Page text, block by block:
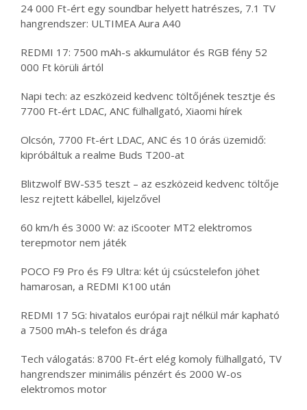
24 000 Ft-ért egy soundbar helyett hatrészes, 7.1 TV
hangrendszer: ULTIMEA Aura A40
REDMI 17: 7500 mAh-s akkumulátor és RGB fény 52
000 Ft körüli ártól
Napi tech: az eszközeid kedvenc töltőjének tesztje és
7700 Ft-ért LDAC, ANC fülhallgató, Xiaomi hírek
Olcsón, 7700 Ft-ért LDAC, ANC és 10 órás üzemidő:
kipróbáltuk a realme Buds T200-at
Blitzwolf BW-S35 teszt – az eszközeid kedvenc töltője
lesz rejtett kábellel, kijelzővel
60 km/h és 3000 W: az iScooter MT2 elektromos
terepmotor nem játék
POCO F9 Pro és F9 Ultra: két új csúcstelefon jöhet
hamarosan, a REDMI K100 után
REDMI 17 5G: hivatalos európai rajt nélkül már kapható
a 7500 mAh-s telefon és drága
Tech válogatás: 8700 Ft-ért elég komoly fülhallgató, TV
hangrendszer minimális pénzért és 2000 W-os
elektromos motor